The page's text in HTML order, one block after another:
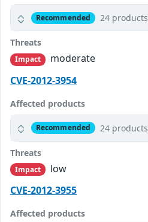
Recommended 24 products
Threats
Impact
moderate
CVE-2012-3954
Affected products
Recommended 24 products
Threats
Impact
low
CVE-2012-3955
Affected products